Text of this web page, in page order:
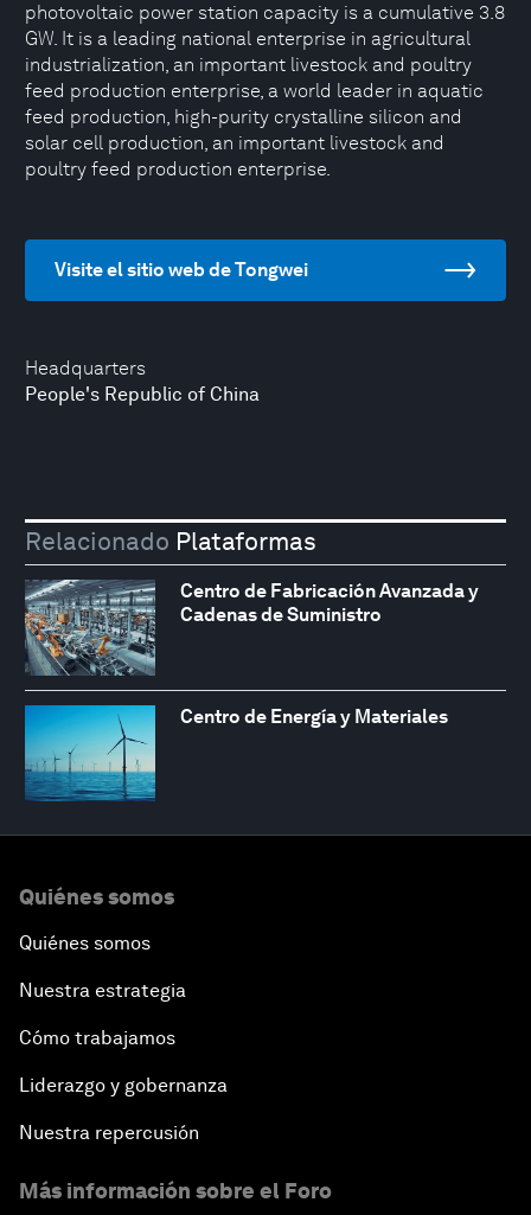
Headquarters
People's Republic of China
photovoltaic power station capacity is a cumulative 3.8
GW. It is a leading national enterprise in agricultural
industrialization, an important livestock and poultry
feed production enterprise, a world leader in aquatic
feed production, high-purity crystalline silicon and
solar cell production, an important livestock and
poultry feed production enterprise.
Visite el sitio web de Tongwei
Relacionado Plataformas
Centro de Fabricación Avanzada y
Cadenas de Suministro
Centro de Energía y Materiales
Quiénes somos
Quiénes somos
Nuestra estrategia
Cómo trabajamos
Liderazgo y gobernanza
Nuestra repercusión
Más información sobre el Foro